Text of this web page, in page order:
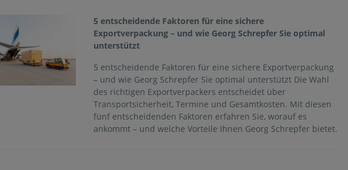
Jobs
5 entscheidende Faktoren für eine sichere
Exportverpackung – und wie Georg Schrepfer Sie optimal
unterstützt
5 entscheidende Faktoren für eine sichere Exportverpackung
– und wie Georg Schrepfer Sie optimal unterstützt Die Wahl
des richtigen Exportverpackers entscheidet über
Transportsicherheit, Termine und Gesamtkosten. Mit diesen
fünf entscheidenden Faktoren erfahren Sie, worauf es
ankommt – und welche Vorteile Ihnen Georg Schrepfer bietet.